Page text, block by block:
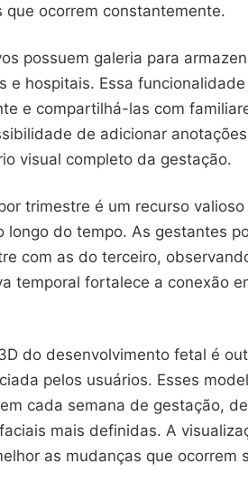
que ocorrem constantemente.
possuem galeria para
e hospitais. Essa
e compartilhá-las com
de adicionar
visual completo da gestação.
trimestre é um recurso
longo do tempo. As gestantes
com as do terceiro,
temporal fortalece a conexão
do desenvolvimento fetal é
pelos usuários. Esses
cada semana de gestação,
mais definidas. A
as mudanças que ocorrem